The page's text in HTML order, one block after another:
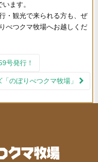
ます。
・観光で来られる方も、ぜ
べつクマ牧場へお越しくだ
号発行！
のぼりべつクマ牧場」